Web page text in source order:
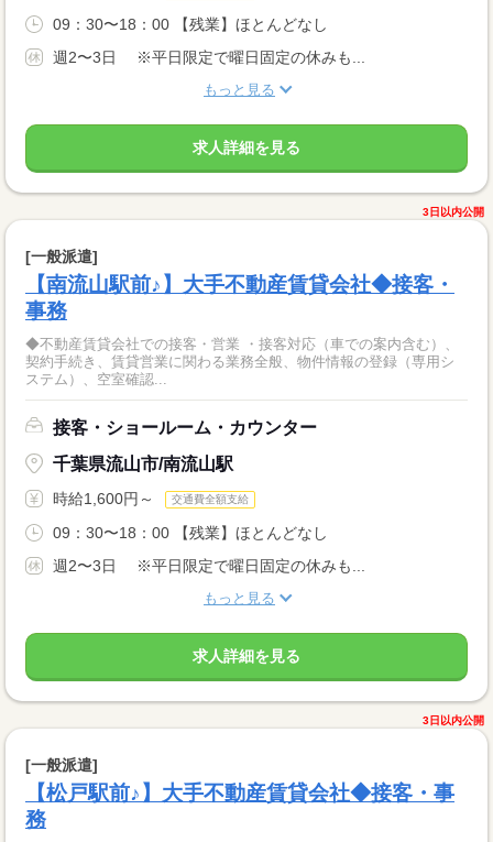
09：30〜18：00 【残業】ほとんどなし
週2〜3日 ※平日限定で曜日固定の休みも...
もっと見る
求人詳細を見る
3日以内公開
[一般派遣]
【南流山駅前♪】大手不動産賃貸会社◆接客・
事務
◆不動産賃貸会社での接客・営業 ・接客対応（車での案内含む）、
契約手続き、賃貸営業に関わる業務全般、物件情報の登録（専用シ
ステム）、空室確認...
接客・ショールーム・カウンター
千葉県流山市/南流山駅
時給1,600円～ 交通費全額支給
09：30〜18：00 【残業】ほとんどなし
週2〜3日 ※平日限定で曜日固定の休みも...
もっと見る
求人詳細を見る
3日以内公開
[一般派遣]
【松戸駅前♪】大手不動産賃貸会社◆接客・事
務